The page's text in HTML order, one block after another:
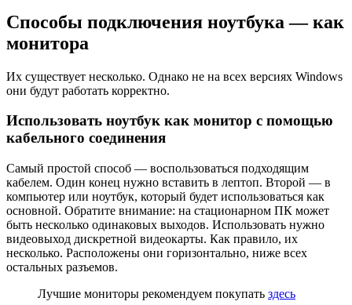
Способы подключения ноутбука — как
монитора
Их существует несколько. Однако не на всех версиях Windows
они будут работать корректно.
Использовать ноутбук как монитор с помощью
кабельного соединения
Самый простой способ — воспользоваться подходящим
кабелем. Один конец нужно вставить в лептоп. Второй — в
компьютер или ноутбук, который будет использоваться как
основной. Обратите внимание: на стационарном ПК может
быть несколько одинаковых выходов. Использовать нужно
видеовыход дискретной видеокарты. Как правило, их
несколько. Расположены они горизонтально, ниже всех
остальных разъемов.
Лучшие мониторы рекомендуем покупать здесь